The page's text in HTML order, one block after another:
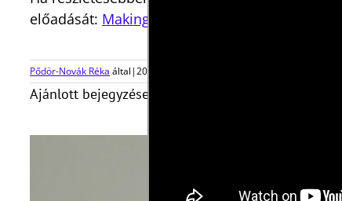
előadását: Making Sense of LDL
Pődör-Novák Réka által|2018-12-05T19:23:39+01:00
Ajánlott bejegyzések